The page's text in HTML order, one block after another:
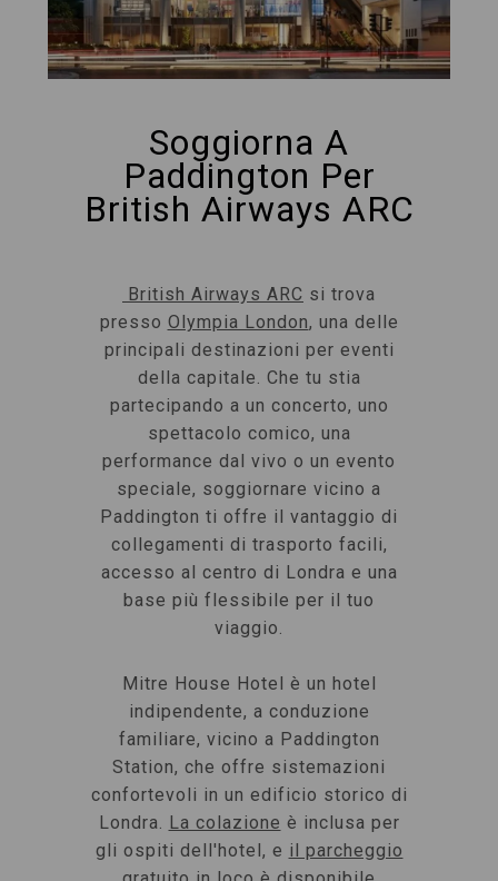
Soggiorna A
Paddington Per
British Airways ARC
British Airways ARC si trova
presso Olympia London, una delle
principali destinazioni per eventi
della capitale. Che tu stia
partecipando a un concerto, uno
spettacolo comico, una
performance dal vivo o un evento
speciale, soggiornare vicino a
Paddington ti offre il vantaggio di
collegamenti di trasporto facili,
accesso al centro di Londra e una
base più flessibile per il tuo
viaggio.
Mitre House Hotel è un hotel
indipendente, a conduzione
familiare, vicino a Paddington
Station, che offre sistemazioni
confortevoli in un edificio storico di
Londra. La colazione è inclusa per
gli ospiti dell'hotel, e il parcheggio